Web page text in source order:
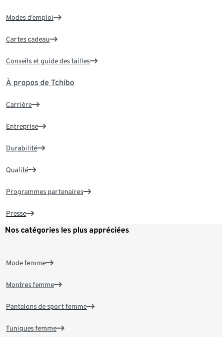
Modes d’emploi
Cartes cadeau
Conseils et guide des tailles
À propos de Tchibo
Carrière
Entreprise
Durabilité
Qualité
Programmes partenaires
Presse
Nos catégories les plus appréciées
Mode femme
Montres femme
Pantalons de sport femme
Tuniques femme